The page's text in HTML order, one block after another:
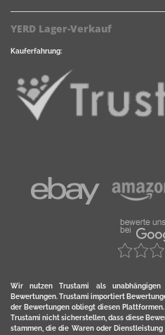
YERD Lager-Verkauf
Kauferfahrung:
Wir nutzen Trustami als
Bewertungen. Trustami importiert
der Bewertungen obliegt diesen
Trustami nicht sicherstellen, dass diese
stammen, die die Waren oder